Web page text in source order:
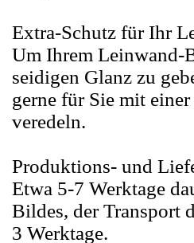
Extra-Schutz für Ihr
Um Ihrem Leinwand-
seidigen Glanz zu
gerne für Sie mit
veredeln.
Produktions- und
Etwa 5-7 Werktage
Bildes, der Transport
3 Werktage.